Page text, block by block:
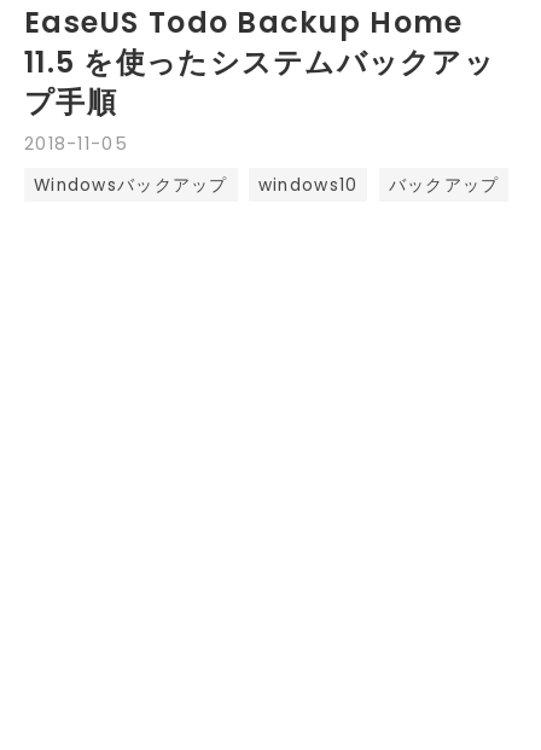
2018-11-05
EaseUS Todo Backup Home
11.5 を使ったシステムバックアッ
プ手順
Windowsバックアップ windows10 バックアップ